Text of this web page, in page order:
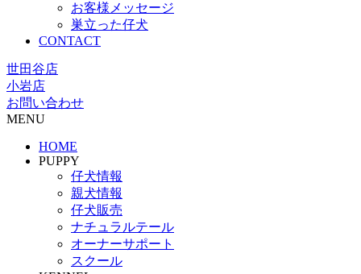
お客様メッセージ
巣立った仔犬
CONTACT
世田谷店
小岩店
お問い合わせ
MENU
HOME
PUPPY
仔犬情報
親犬情報
仔犬販売
ナチュラルテール
オーナーサポート
スクール